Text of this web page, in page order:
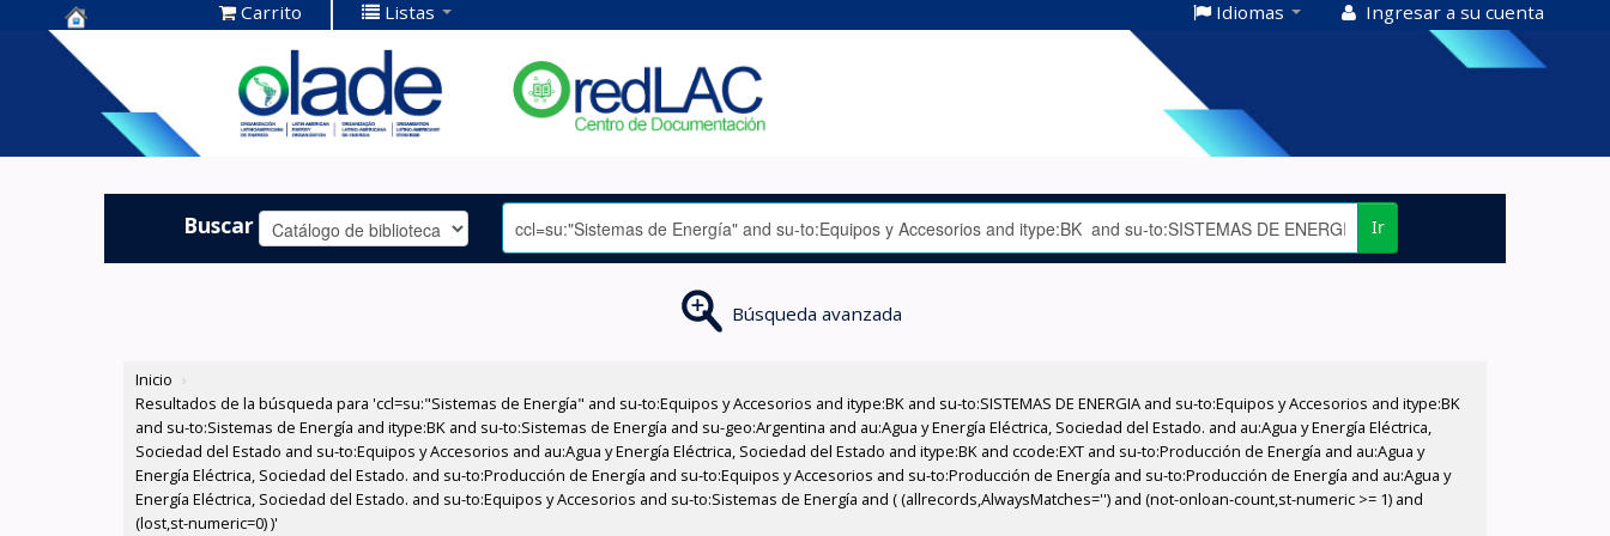
Centro de
Documentación
OLADE -
Carrito Listas Idiomas Ingresar a su cuenta
Buscar Ir
Búsqueda avanzada
Inicio ›
Resultados de la búsqueda para 'ccl=su:"Sistemas de Energía" and su-to:Equipos y Accesorios and itype:BK and su-to:SISTEMAS DE ENERGIA and su-to:Equipos y Accesorios and itype:BK
and su-to:Sistemas de Energía and itype:BK and su-to:Sistemas de Energía and su-geo:Argentina and au:Agua y Energía Eléctrica, Sociedad del Estado. and au:Agua y Energía Eléctrica,
Sociedad del Estado and su-to:Equipos y Accesorios and au:Agua y Energía Eléctrica, Sociedad del Estado and itype:BK and ccode:EXT and su-to:Producción de Energía and au:Agua y
Energía Eléctrica, Sociedad del Estado. and su-to:Producción de Energía and su-to:Equipos y Accesorios and su-to:Producción de Energía and su-to:Producción de Energía and au:Agua y
Energía Eléctrica, Sociedad del Estado. and su-to:Equipos y Accesorios and su-to:Sistemas de Energía and ( (allrecords,AlwaysMatches='') and (not-onloan-count,st-numeric >= 1) and
(lost,st-numeric=0) )'